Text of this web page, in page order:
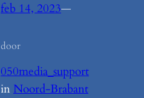
feb 14, 2023—
door
050media_support
inNoord-Brabant